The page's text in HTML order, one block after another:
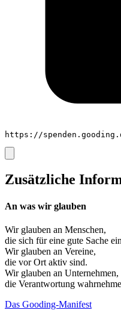
https://
Zusätzliche
An was wir glauben
Wir glauben an Menschen,
die sich für eine gute Sache
Wir glauben an Vereine,
die vor Ort aktiv sind.
Wir glauben an Unternehmen,
die Verantwortung
Das Gooding-Manifest